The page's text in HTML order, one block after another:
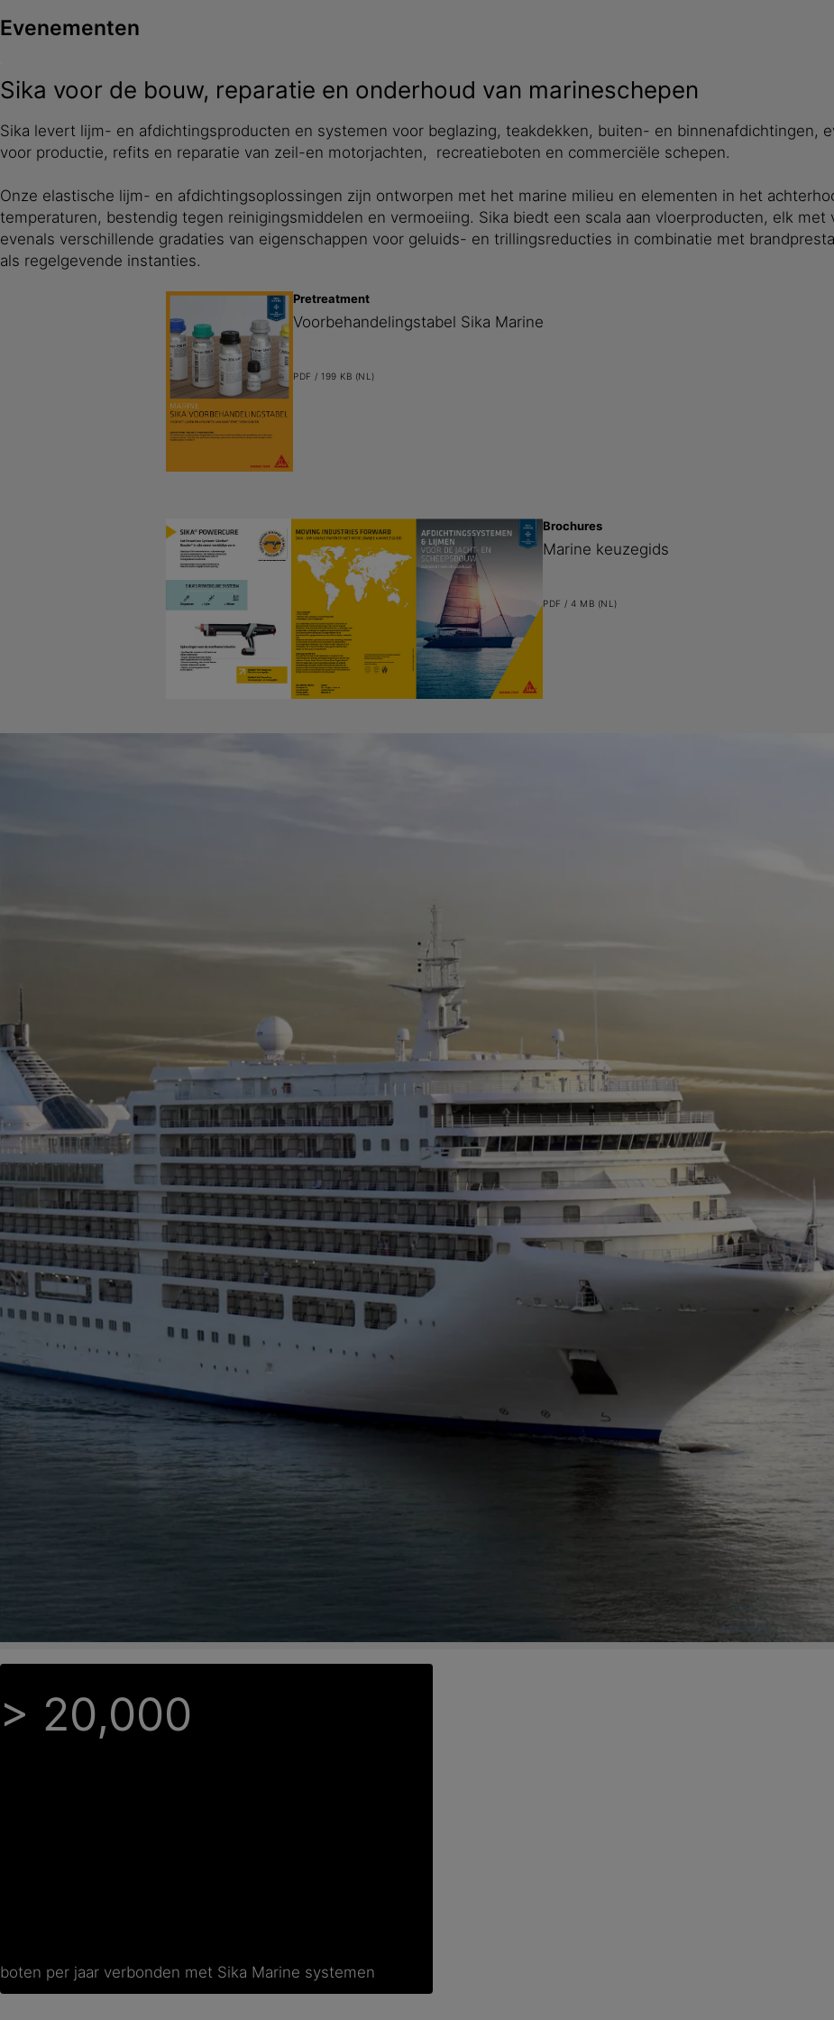
Evenementen
Sika voor de bouw, reparatie en onderhoud van marineschepen
Sika levert lijm- en afdichtingsproducten en systemen voor beglazing, teakdekken, buiten- en binnenafdichtingen,
voor productie, refits en reparatie van zeil-en motorjachten, recreatieboten en commerciële schepen.
Onze elastische lijm- en afdichtingsoplossingen zijn ontworpen met het marine milieu en elementen in het
temperaturen, bestendig tegen reinigingsmiddelen en vermoeiing. Sika biedt een scala aan vloerproducten, elk
evenals verschillende gradaties van eigenschappen voor geluids- en trillingsreducties in combinatie met
als regelgevende instanties.
Pretreatment
Voorbehandelingstabel Sika Marine
PDF / 199 KB (NL)
Brochures
Marine keuzegids
PDF / 4 MB (NL)
> 20,000
boten per jaar verbonden met Sika Marine systemen